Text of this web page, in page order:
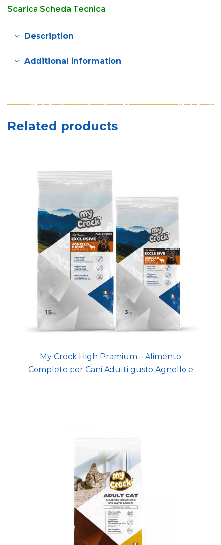
Scarica Scheda Tecnica
Description
Additional information
Related products
My Crock High Premium – Alimento
Completo per Cani Adulti gusto Agnello e